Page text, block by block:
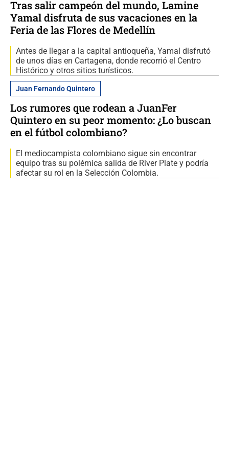
Tras salir campeón del mundo, Lamine
Yamal disfruta de sus vacaciones en la
Feria de las Flores de Medellín
Antes de llegar a la capital antioqueña, Yamal disfrutó
de unos días en Cartagena, donde recorrió el Centro
Histórico y otros sitios turísticos.
Juan Fernando Quintero
Los rumores que rodean a JuanFer
Quintero en su peor momento: ¿Lo buscan
en el fútbol colombiano?
El mediocampista colombiano sigue sin encontrar
equipo tras su polémica salida de River Plate y podría
afectar su rol en la Selección Colombia.